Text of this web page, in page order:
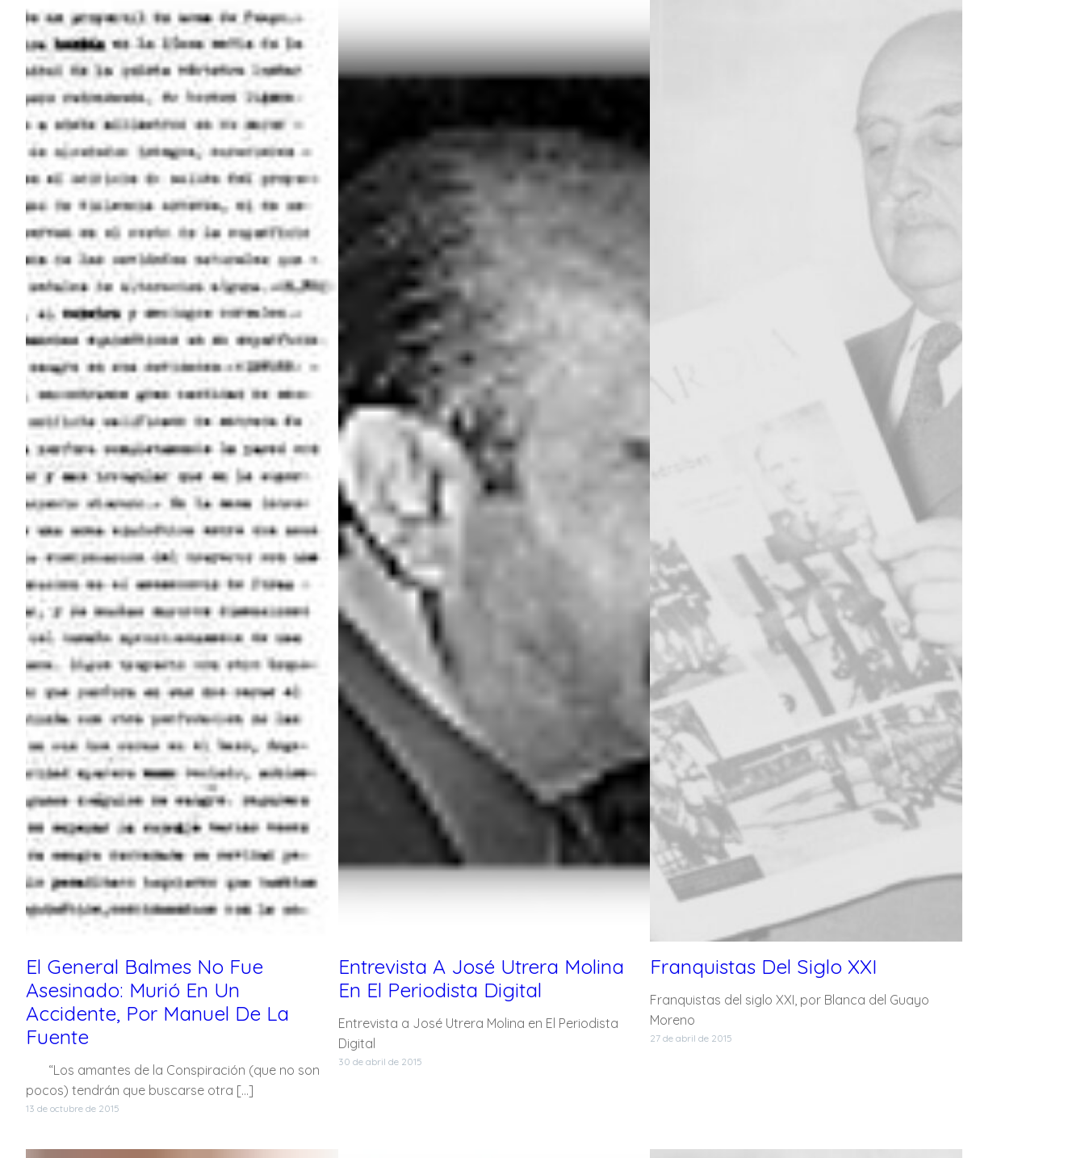
El General Balmes No Fue
Asesinado: Murió En Un
Accidente, Por Manuel De La
Fuente
“Los amantes de la Conspiración (que no son
pocos) tendrán que buscarse otra […]
13 de octubre de 2015
Entrevista A José Utrera Molina
En El Periodista Digital
Entrevista a José Utrera Molina en El Periodista
Digital
30 de abril de 2015
Franquistas Del Siglo XXI
Franquistas del siglo XXI, por Blanca del Guayo
Moreno
27 de abril de 2015